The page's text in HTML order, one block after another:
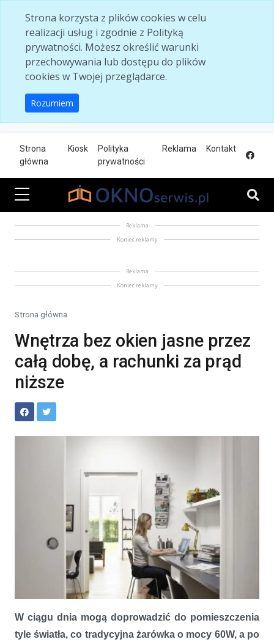
Strona korzysta z plików cookies w celu
realizacji usług i zgodnie z Polityką
prywatności. Możesz określić warunki
przechowywania lub dostępu do plików
cookies w Twojej przeglądarce.
Rozumiem
Strona
główna
Kiosk
Polityka
prywatności
Reklama Kontakt
Reklama
Koniec reklamy
Reklama
Koniec reklamy
Strona główna
Wnętrza bez okien jasne przez
całą dobę, a rachunki za prąd
niższe
W ciągu dnia mogą doprowadzić do pomieszczenia
tyle światła, co tradycyjna żarówka o mocy 60W, a po